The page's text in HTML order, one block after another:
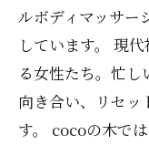
ルボディマッサー
しています。 現
る女性たち。忙
向き合い、リセッ
す。 cocoの木で